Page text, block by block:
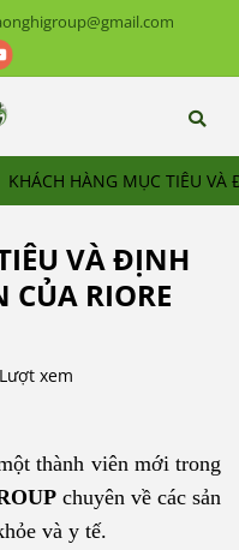
KHÁCH HÀNG MỤC TIÊU VÀ
VÀ ĐỊNH
CỦA RIORE
xem
thành viên mới trong
chuyên về các sản
và y tế.